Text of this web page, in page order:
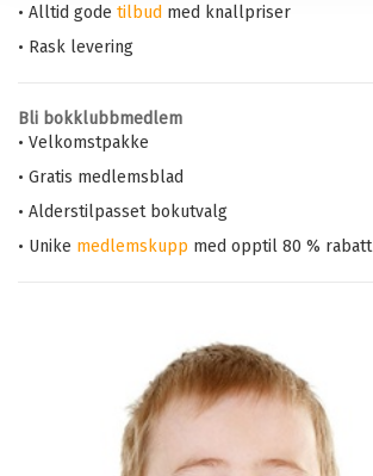
• Alltid gode tilbud med knallpriser
• Rask levering
Bli bokklubbmedlem
• Velkomstpakke
• Gratis medlemsblad
• Alderstilpasset bokutvalg
• Unike medlemskupp med opptil 80 % rabatt